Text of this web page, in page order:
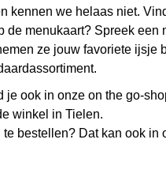
kennen we helaas niet.
de menukaart? Spreek een
ze jouw favoriete ijsje
je ook in onze on the go-
winkel in Tielen.
te bestellen? Dat kan ook in